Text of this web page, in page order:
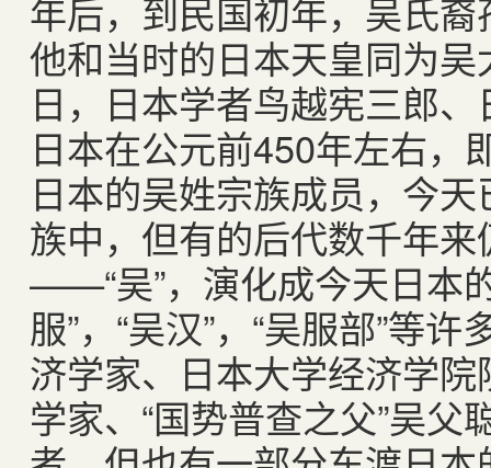
年后，到民国初年，吴氏
他和当时的日本天皇同为吴
日，日本学者鸟越宪三郎
日本在公元前450年左右，
日本的吴姓宗族成员，今
族中，但有的后代数千年
——“吴”，演化成今天日本的
服”，“吴汉”，“吴服部”等
济学家、日本大学经济学
学家、“国势普查之父”吴